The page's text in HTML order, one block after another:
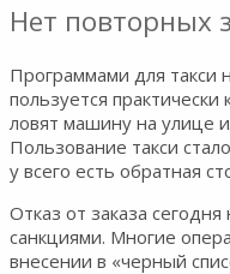
Нет повторных
Программами для такси
пользуется
ловят машину на улице
Пользование такси
у всего есть обратная
Отказ от заказа
санкциями. Многие
внесении в «черный